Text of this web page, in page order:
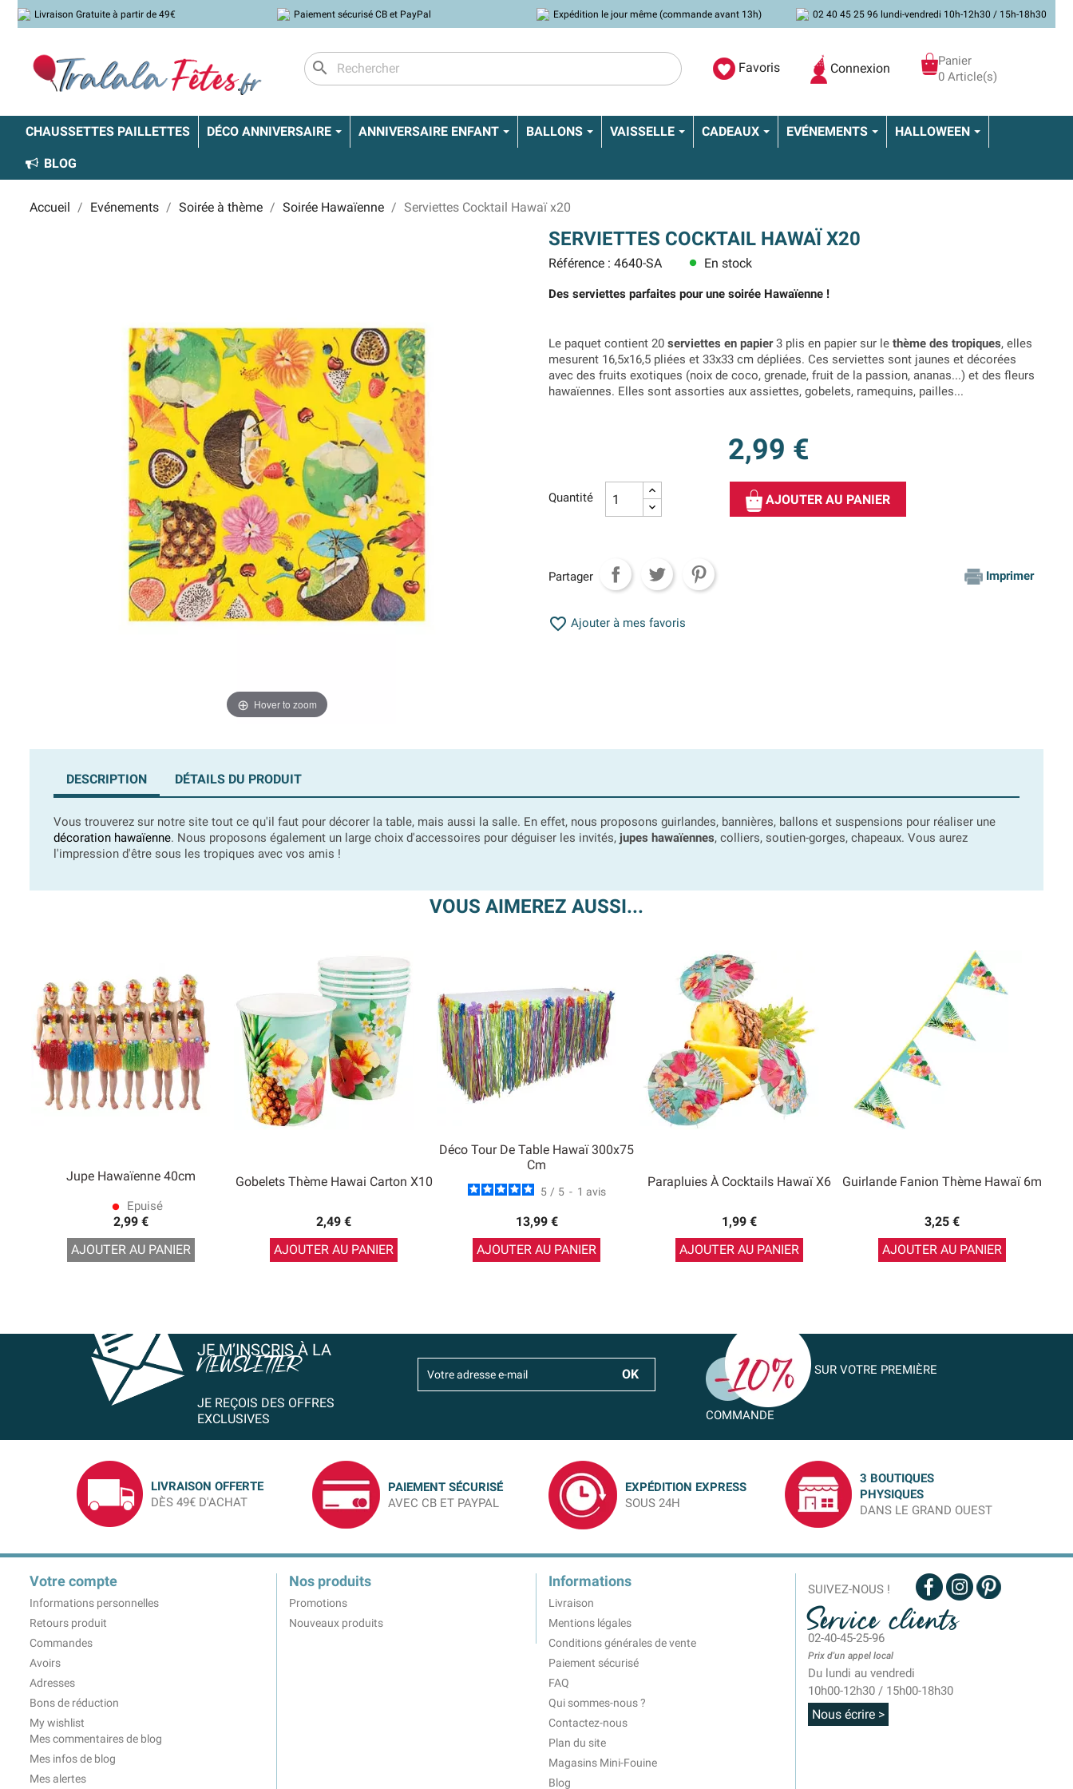
Livraison Gratuite à partir de 49€ Paiement sécurisé CB et PayPal Expédition le jour même (commande avant 13h) 02 40 45 25 96 lundi-vendredi 10h-12h30 / 15h-18h30
search Favoris Connexion
Panier
0 Article(s)
CHAUSSETTES PAILLETTES DÉCO ANNIVERSAIRE ANNIVERSAIRE ENFANT BALLONS VAISSELLE CADEAUX EVÉNEMENTS HALLOWEEN
BLOG
Accueil Evénements Soirée à thème Soirée Hawaïenne Serviettes Cocktail Hawaï x20
Hover to zoom
SERVIETTES COCKTAIL HAWAÏ X20
Référence : 4640-SA lens En stock
Des serviettes parfaites pour une soirée Hawaïenne !
Le paquet contient 20 serviettes en papier3 plis en papier sur le thème des tropiques, elles
mesurent 16,5x16,5 pliées et 33x33 cm dépliées. Ces serviettes sont jaunes et décorées
avec des fruits exotiques (noix de coco, grenade, fruit de la passion, ananas...) et des fleurs
hawaïennes. Elles sont assorties aux assiettes, gobelets, ramequins, pailles...
2,99 €
Quantité AJOUTER AU PANIER
Partager Imprimer
 Ajouter à mes favoris
DESCRIPTION DÉTAILS DU PRODUIT
Vous trouverez sur notre site tout ce qu'il faut pour décorer la table, mais aussi la salle. En effet, nous proposons guirlandes, bannières, ballons et suspensions pour réaliser une
décoration hawaïenne. Nous proposons également un large choix d'accessoires pour déguiser les invités, jupes hawaïennes, colliers, soutien-gorges, chapeaux. Vous aurez
l'impression d'être sous les tropiques avec vos amis !
VOUS AIMEREZ AUSSI...
Jupe Hawaïenne 40cm
lens Epuisé
2,99 €
AJOUTER AU PANIER
Gobelets Thème Hawai Carton X10
2,49 €
AJOUTER AU PANIER
Déco Tour De Table Hawaï 300x75
Cm
5 / 5 - 1 avis
13,99 €
AJOUTER AU PANIER
Parapluies À Cocktails Hawaï X6
1,99 €
AJOUTER AU PANIER
Guirlande Fanion Thème Hawaï 6m
3,25 €
AJOUTER AU PANIER
JE M’INSCRIS À LA
NEWSLETTER
JE REÇOIS DES OFFRES
EXCLUSIVES
SUR VOTRE PREMIÈRE
COMMANDE
LIVRAISON OFFERTE
DÈS 49€ D'ACHAT
PAIEMENT SÉCURISÉ
AVEC CB ET PAYPAL
EXPÉDITION EXPRESS
SOUS 24H
3 BOUTIQUES
PHYSIQUES
DANS LE GRAND OUEST
Votre compte
Informations personnelles
Retours produit
Commandes
Avoirs
Adresses
Bons de réduction
My wishlist
Mes commentaires de blog
Mes infos de blog
Mes alertes
Nos produits
Promotions
Nouveaux produits
Informations
Livraison
Mentions légales
Conditions générales de vente
Paiement sécurisé
FAQ
Qui sommes-nous ?
Contactez-nous
Plan du site
Magasins Mini-Fouine
Blog
SUIVEZ-NOUS !
Service clients
02-40-45-25-96
Prix d'un appel local
Du lundi au vendredi
10h00-12h30 / 15h00-18h30
Nous écrire >